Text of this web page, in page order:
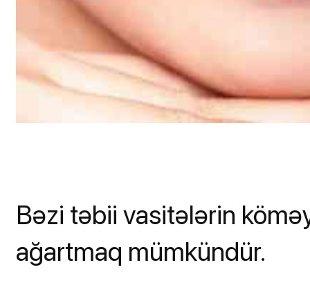
Bəzi təbii vasitələrin
ağartmaq mümkündür.